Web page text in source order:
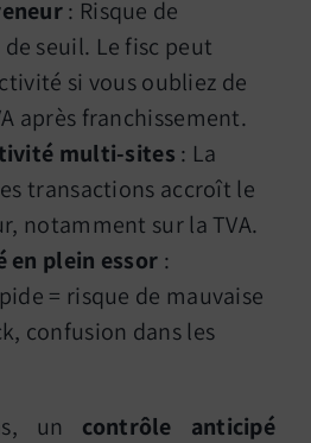
: Risque de
seuil. Le fisc peut
si vous oubliez de
après franchissement.
multi-sites : La
transactions accroît le
notamment sur la TVA.
en plein essor :
= risque de mauvaise
confusion dans les
un contrôle anticipé